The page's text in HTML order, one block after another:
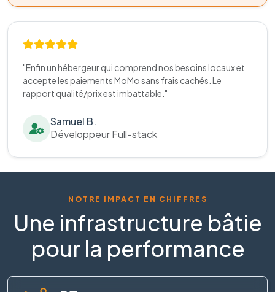
"Enfin un hébergeur qui comprend nos besoins locaux et
accepte les paiements MoMo sans frais cachés. Le
rapport qualité/prix est imbattable."
Samuel B.
Développeur Full-stack
NOTRE IMPACT EN CHIFFRES
Une infrastructure bâtie
pour la performance